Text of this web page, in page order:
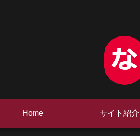
Home サイト紹介